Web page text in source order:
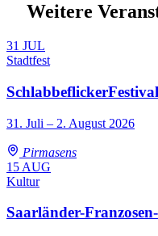
Weitere
31 JUL
Stadtfest
31. Juli – 2. August 2026
Pirmasens
15 AUG
Kultur
Saarländer-